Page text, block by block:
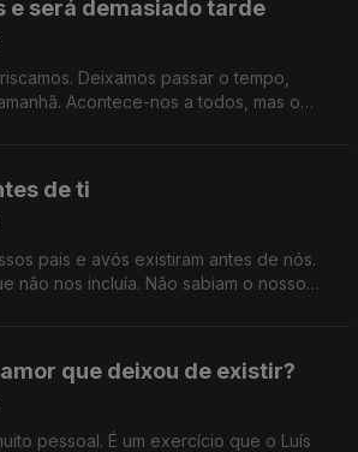
e será demasiado tarde
Deixamos passar o tempo,
Acontece-nos a todos, mas o
de ti
pais e avós existiram antes de nós.
não nos incluía. Não sabiam o nosso
que deixou de existir?
pessoal. É um exercício que o Luís